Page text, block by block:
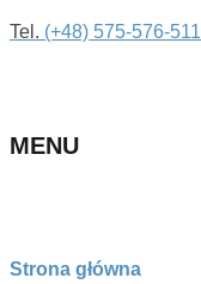
Tel. (+48) 575-576-511
MENU
Strona główna